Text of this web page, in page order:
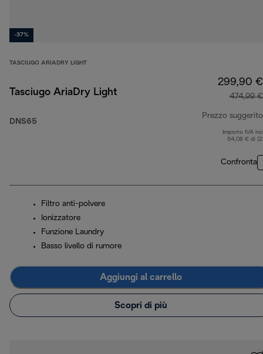
-37%
TASCIUGO ARIADRY LIGHT
Tasciugo AriaDry Light
DNS65
299,90 €
474,99 €
Prezzo suggerito
Importo IVA
54,08 € di
Confronta
Filtro anti-polvere
Ionizzatore
Funzione Laundry
Basso livello di rumore
Aggiungi al carrello
Scopri di più